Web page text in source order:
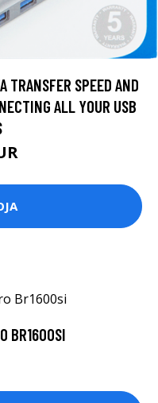
SPEED AND
ALL YOUR USB
BR1600SI